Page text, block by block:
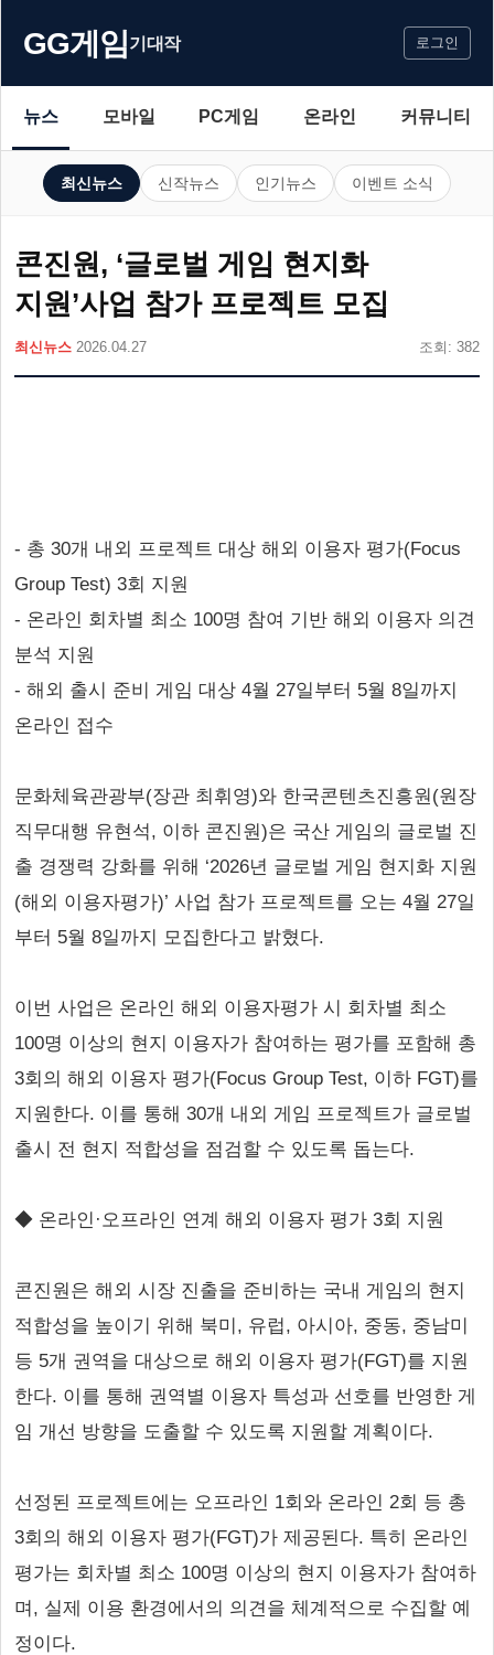
GG게임기대작 로그인
뉴스 모바일 PC게임 온라인 커뮤니티
최신뉴스 신작뉴스 인기뉴스 이벤트 소식
콘진원, ‘글로벌 게임 현지화
지원’사업 참가 프로젝트 모집
최신뉴스 2026.04.27 조회: 382
- 총 30개 내외 프로젝트 대상 해외 이용자 평가(Focus
Group Test) 3회 지원
- 온라인 회차별 최소 100명 참여 기반 해외 이용자 의견
분석 지원
- 해외 출시 준비 게임 대상 4월 27일부터 5월 8일까지
온라인 접수
문화체육관광부(장관 최휘영)와 한국콘텐츠진흥원(원장
직무대행 유현석, 이하 콘진원)은 국산 게임의 글로벌 진
출 경쟁력 강화를 위해 ‘2026년 글로벌 게임 현지화 지원
(해외 이용자평가)’ 사업 참가 프로젝트를 오는 4월 27일
부터 5월 8일까지 모집한다고 밝혔다.
이번 사업은 온라인 해외 이용자평가 시 회차별 최소
100명 이상의 현지 이용자가 참여하는 평가를 포함해 총
3회의 해외 이용자 평가(Focus Group Test, 이하 FGT)를
지원한다. 이를 통해 30개 내외 게임 프로젝트가 글로벌
출시 전 현지 적합성을 점검할 수 있도록 돕는다.
◆ 온라인·오프라인 연계 해외 이용자 평가 3회 지원
콘진원은 해외 시장 진출을 준비하는 국내 게임의 현지
적합성을 높이기 위해 북미, 유럽, 아시아, 중동, 중남미
등 5개 권역을 대상으로 해외 이용자 평가(FGT)를 지원
한다. 이를 통해 권역별 이용자 특성과 선호를 반영한 게
임 개선 방향을 도출할 수 있도록 지원할 계획이다.
선정된 프로젝트에는 오프라인 1회와 온라인 2회 등 총
3회의 해외 이용자 평가(FGT)가 제공된다. 특히 온라인
평가는 회차별 최소 100명 이상의 현지 이용자가 참여하
며, 실제 이용 환경에서의 의견을 체계적으로 수집할 예
정이다.